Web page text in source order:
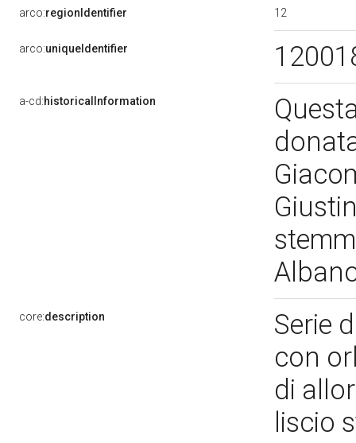
arco:regionIdentifier 12
arco:uniqueIdentifier
a-cd:historicalInformation
core:description
Serie
con
di
liscio